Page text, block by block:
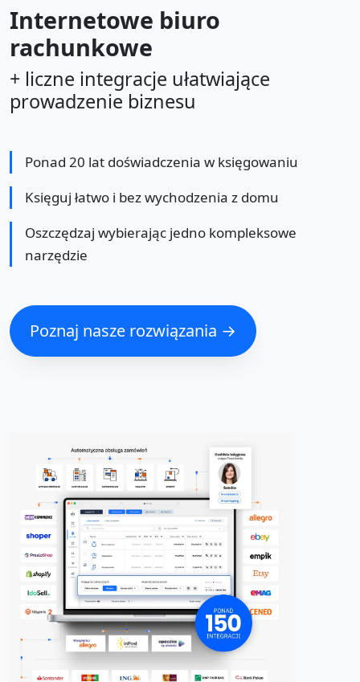
Internetowe biuro
rachunkowe
+ liczne integracje ułatwiające
prowadzenie biznesu
Ponad 20 lat doświadczenia w księgowaniu
Księguj łatwo i bez wychodzenia z domu
Oszczędzaj wybierając jedno kompleksowe
narzędzie
Poznaj nasze rozwiązania →